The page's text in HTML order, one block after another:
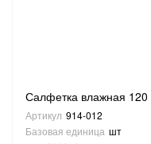
Салфетка влажная
Артикул 914-012
Базовая единица шт